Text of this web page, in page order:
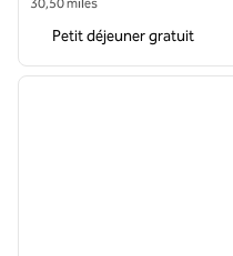
30,50 miles
Petit déjeuner gratuit
1 sur 7